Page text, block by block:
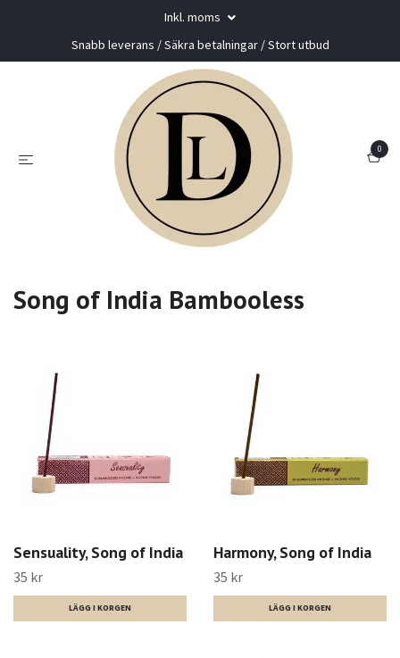
Inkl. moms
Snabb leverans / Säkra betalningar / Stort utbud
0
Song of India Bambooless
Sensuality, Song of India
35 kr
Harmony, Song of India
35 kr